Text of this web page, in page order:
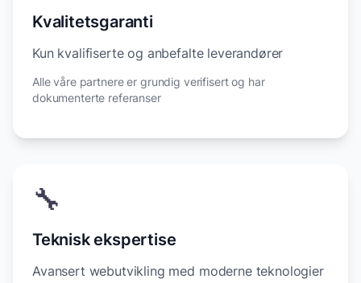
Kvalitetsgaranti
Kun kvalifiserte og anbefalte leverandører
Alle våre partnere er grundig verifisert og har
dokumenterte referanser
🔧
Teknisk ekspertise
Avansert webutvikling med moderne teknologier